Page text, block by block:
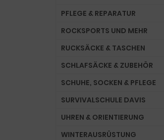
PFLEGE & REPARATUR
ROCKSPORTS UND MEHR
RUCKSÄCKE & TASCHEN
SCHLAFSÄCKE & ZUBEHÖR
SCHUHE, SOCKEN & PFLEGE
SURVIVALSCHULE DAVIS
UHREN & ORIENTIERUNG
WINTERAUSRÜSTUNG